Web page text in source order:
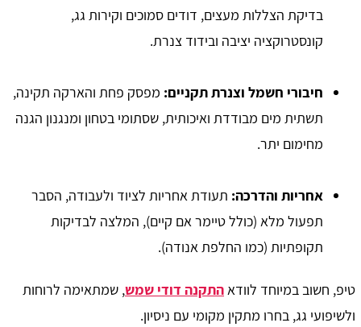
בדיקת הצללות מעצים, דודים סמוכים וקירות גג,
קונסטרוקציה יציבה ובידוד צנרת.
חיבורי חשמל וצנרת תקניים: מפסק פחת והארקה תקינה,
תשתית מים מבודדת ואיכותית, שסתומי בטחון ומנגנון הגנה
מחימום יתר.
אחריות והדרכה: תעודת אחריות לציוד ולעבודה, הסבר
תפעול מלא (כולל טיימר אם קיים), המלצה לבדיקות
תקופתיות (כמו החלפת אנודה).
טיפ, חשוב במיוחד לוודא התקנה דודי שמש, שמתאימה לרוחות
ולשיפועי גג, בחרו מתקין מקומי עם ניסיון.